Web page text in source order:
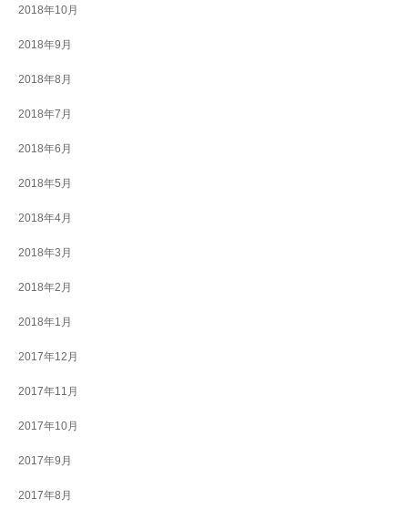
2018年10月
2018年9月
2018年8月
2018年7月
2018年6月
2018年5月
2018年4月
2018年3月
2018年2月
2018年1月
2017年12月
2017年11月
2017年10月
2017年9月
2017年8月